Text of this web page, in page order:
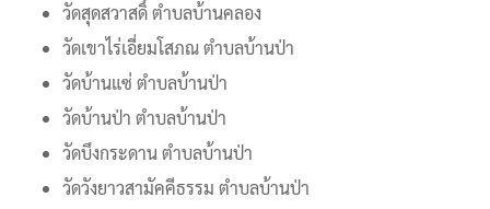
วัดสุดสวาสดิ์ ตำบลบ้านคลอง
วัดเขาไร่เอี่ยมโสภณ ตำบลบ้านป่า
วัดบ้านแซ่ ตำบลบ้านป่า
วัดบ้านป่า ตำบลบ้านป่า
วัดบึงกระดาน ตำบลบ้านป่า
วัดวังยาวสามัคคีธรรม ตำบลบ้านป่า